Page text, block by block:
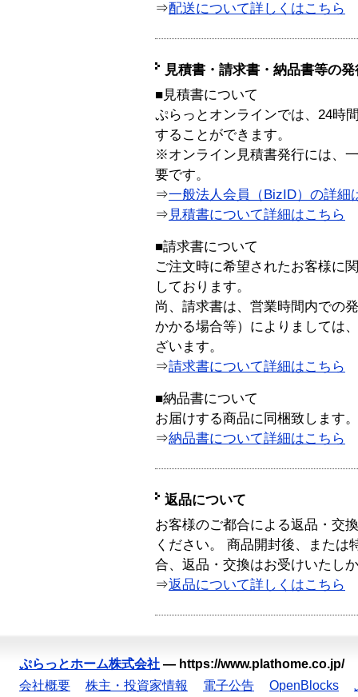
⇒配送について詳しくはこちら
見積書・請求書・納品書等の
■見積書について
ぷらっとオンラインでは、24時
することができます。
※オンライン見積書発行には、
要です。
⇒一般法人会員（BizID）の詳細
⇒ 見積書について詳細はこちら
■請求書について
ご注文時に希望されたお客様に
しております。
尚、請求書は、営業時間内での
かかる場合等）によりましては
ざいます。
⇒請求書について詳細はこちら
■納品書について
お届けする商品に同梱致します。
⇒納品書について詳細はこちら
返品について
お客様のご都合による返品・交
ください。 商品開封後、または
合、返品・交換はお受けいたし
⇒返品について詳しくはこちら
ぷらっとホーム株式会社 — https://www.plathome.co.jp/
会社概要
株主・投資家情報 電子公告 OpenBlocks